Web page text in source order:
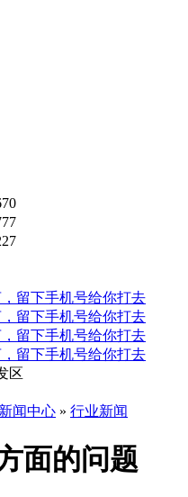
区
新闻中心 » 行业新闻
面的问题